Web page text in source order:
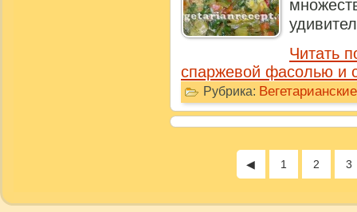
Читать
спаржевой фасолью и
Рубрика:
◀ 1 2 3